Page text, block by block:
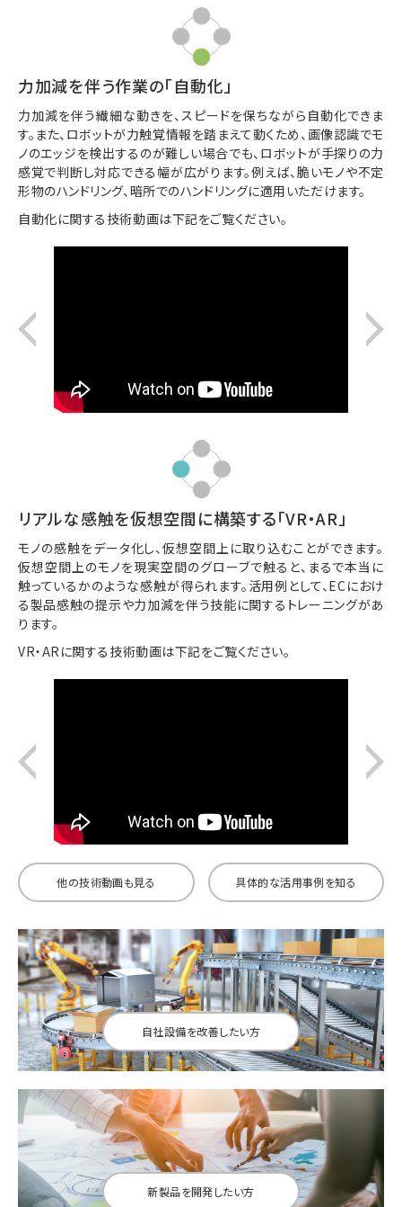
力加減を伴う作業の「自動化」
力加減を伴う繊細な動きを、スピードを保ちながら自動化できま
す。また、ロボットが力触覚情報を踏まえて動くため、画像認識でモ
ノのエッジを検出するのが難しい場合でも、ロボットが手探りの力
感覚で判断し対応できる幅が広がります。例えば、脆いモノや不定
形物のハンドリング、暗所でのハンドリングに適用いただけます。
自動化に関する技術動画は下記をご覧ください。
リアルな感触を仮想空間に構築する「VR・AR」
モノの感触をデータ化し、仮想空間上に取り込むことができます。
仮想空間上のモノを現実空間のグローブで触ると、まるで本当に
触っているかのような感触が得られます。活用例として、ECにおけ
る製品感触の提示や力加減を伴う技能に関するトレーニングがあ
ります。
VR・ARに関する技術動画は下記をご覧ください。
他の技術動画も見る 具体的な活用事例を知る
自社設備を改善したい方
新製品を開発したい方